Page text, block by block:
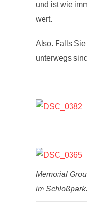
und ist wie
wert.
Also. Falls
unterwegs
Memorial
im Schloßpark.